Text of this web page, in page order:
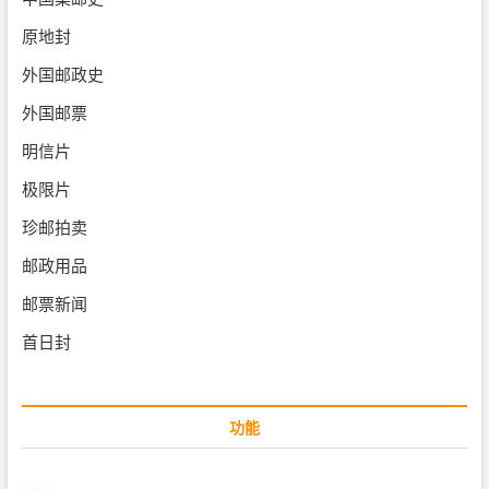
原地封
外国邮政史
外国邮票
明信片
极限片
珍邮拍卖
邮政用品
邮票新闻
首日封
功能